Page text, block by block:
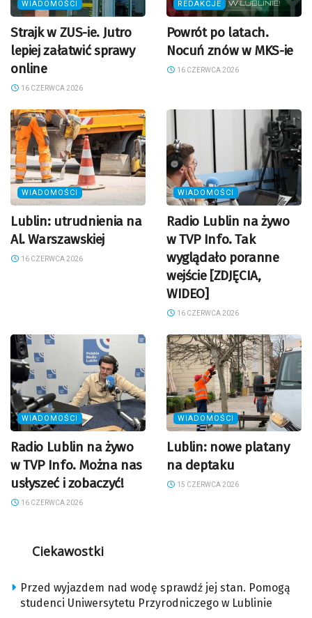
WIADOMOŚCI
Strajk w ZUS-ie. Jutro
lepiej załatwić sprawy
online
16 CZERWCA 2026
REDAKCJE
Powrót po latach.
Nocuń znów w MKS-ie
16 CZERWCA 2026
WIADOMOŚCI
Lublin: utrudnienia na
Al. Warszawskiej
16 CZERWCA 2026
WIADOMOŚCI
Radio Lublin na żywo
w TVP Info. Tak
wyglądało poranne
wejście [ZDJĘCIA,
WIDEO]
16 CZERWCA 2026
WIADOMOŚCI
Radio Lublin na żywo
w TVP Info. Można nas
usłyszeć i zobaczyć!
16 CZERWCA 2026
WIADOMOŚCI
Lublin: nowe platany
na deptaku
15 CZERWCA 2026
Ciekawostki
Przed wyjazdem nad wodę sprawdź jej stan. Pomogą
studenci Uniwersytetu Przyrodniczego w Lublinie